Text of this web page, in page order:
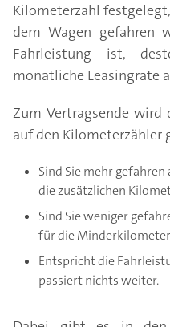
Kilometerzahl
dem Wagen gefahren
Fahrleistung ist,
monatliche Leasingrate
Zum Vertragsende
auf den Kilometerzähler
Sind Sie mehr
die zusätzlichen
Sind Sie weniger
für die
Entspricht die
passiert nichts weiter.